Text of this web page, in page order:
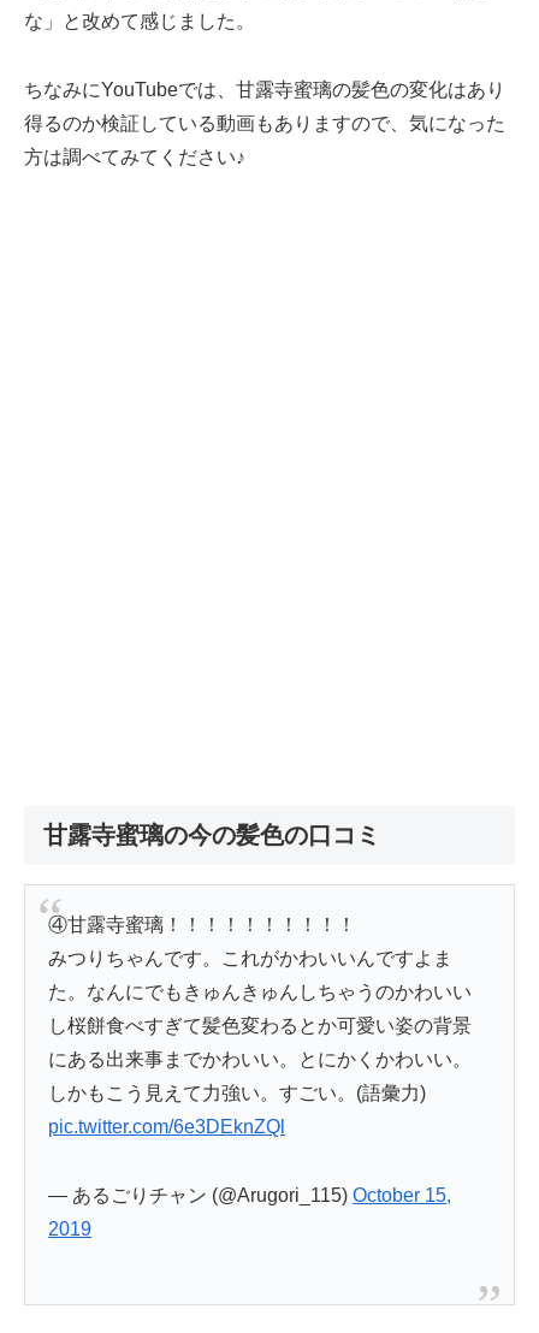
な」と改めて感じました。
ちなみにYouTubeでは、甘露寺蜜璃の髪色の変化はあり
得るのか検証している動画もありますので、気になった
方は調べてみてください♪
甘露寺蜜璃の今の髪色の口コミ
④甘露寺蜜璃！！！！！！！！！！
みつりちゃんです。これがかわいいんですよま
た。なんにでもきゅんきゅんしちゃうのかわいい
し桜餅食べすぎて髪色変わるとか可愛い姿の背景
にある出来事までかわいい。とにかくかわいい。
しかもこう見えて力強い。すごい。(語彙力)
pic.twitter.com/6e3DEknZQl
— あるごりチャン (@Arugori_115)October 15,
2019